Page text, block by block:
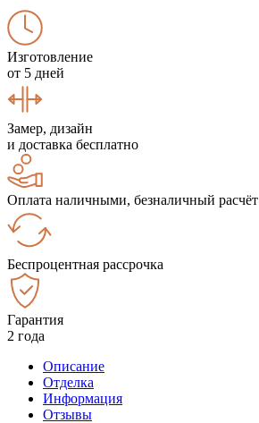
Изготовление
от 5 дней
Замер, дизайн
и доставка бесплатно
Оплата наличными, безналичный расчёт
Беспроцентная рассрочка
Гарантия
2 года
Описание
Отделка
Информация
Отзывы